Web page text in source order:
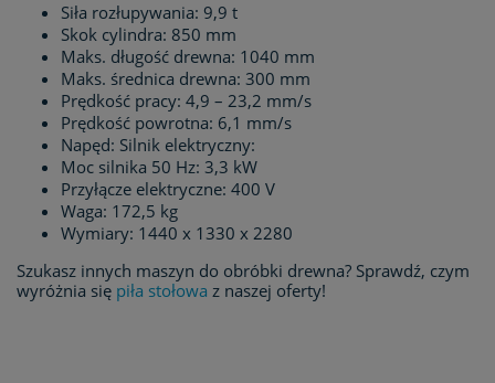
Siła rozłupywania: 9,9 t
Skok cylindra: 850 mm
Maks. długość drewna: 1040 mm
Maks. średnica drewna: 300 mm
Prędkość pracy: 4,9 – 23,2 mm/s
Prędkość powrotna: 6,1 mm/s
Napęd: Silnik elektryczny:
Moc silnika 50 Hz: 3,3 kW
Przyłącze elektryczne: 400 V
Waga: 172,5 kg
Wymiary: 1440 x 1330 x 2280
Szukasz innych maszyn do obróbki drewna? Sprawdź, czym
wyróżnia się piła stołowa z naszej oferty!